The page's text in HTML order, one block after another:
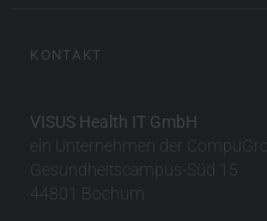
KONTAKT
VISUS Health IT GmbH
ein Unternehmen der
Gesundheitscampus-Süd 15
44801 Bochum